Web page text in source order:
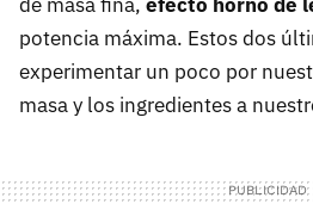
potencia máxima. Estos dos
experimentar un poco por
masa y los ingredientes a